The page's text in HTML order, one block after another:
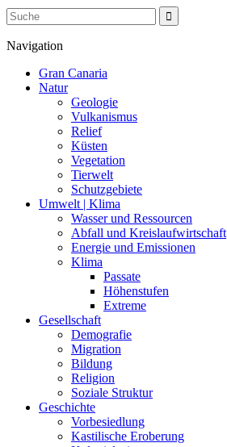
Navigation
Gran Canaria
Natur
Geologie
Vulkanismus
Relief
Küsten
Vegetation
Tierwelt
Schutzgebiete
Umwelt | Klima
Wasser und Ressourcen
Abfall und Kreislaufwirtschaft
Energie und Emissionen
Klima
Passate
Höhenstufen
Extreme
Gesellschaft
Demografie
Migration
Bildung
Religion
Soziale Struktur
Geschichte
Vorbesiedlung
Kastilische Eroberung